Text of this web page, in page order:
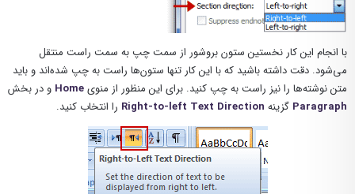
با انجام این کار نخستین ستون بروشور از سمت چپ به سمت راست منتقل
می‌شود. دقت داشته باشید که با این کار تنها ستون‌ها راست به چپ شده‌اند و باید
متن نوشته‌ها را نیز راست به چپ کنید. برای این منظور از منویHome و در بخش
Paragraph گزینه‌ Right-to-left Text Direction را انتخاب کنید.